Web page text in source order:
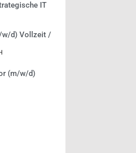
IT
w/d) Vollzeit /
(m/w/d)